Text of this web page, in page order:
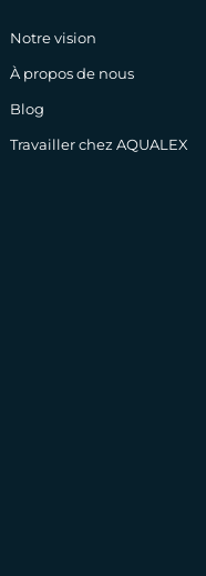
Notre vision
À propos de nous
Blog
Travailler chez AQUALEX